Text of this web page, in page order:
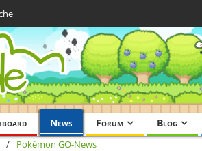
News Forum Blog
Pokémon GO-News